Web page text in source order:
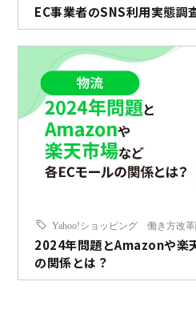
EC事業者のSNS利用実態調
Yahoo!ショッピング 働き方改
2024年問題とAmazonや楽
の関係とは？